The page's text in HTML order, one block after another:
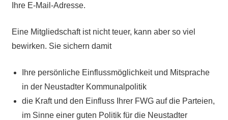
Ihre E-Mail-Adresse.
Eine Mitgliedschaft ist nicht teuer, kann aber so viel
bewirken. Sie sichern damit
Ihre persönliche Einflussmöglichkeit und Mitsprache
in der Neustadter Kommunalpolitik
die Kraft und den Einfluss Ihrer FWG auf die Parteien,
im Sinne einer guten Politik für die Neustadter